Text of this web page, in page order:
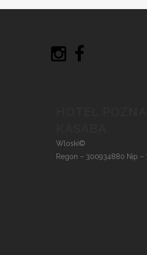
Wloski©
Regon – 300934880 Nip –